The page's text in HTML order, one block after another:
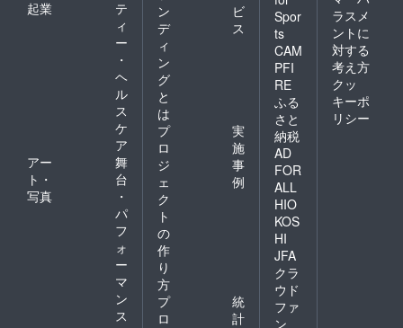
起業
テ
ィ
ー
・
ヘ
ル
ス
ケ
ア
アー
ト・
写真
舞
台
・
パ
フ
ォ
ー
マ
ン
ス
ン
デ
ィ
ン
グ
と
は
ビ
ス
プ
ロ
ジ
ェ
ク
ト
の
作
り
方
実
施
事
例
プ
ロ
統
計
Spor
ts
CAM
PFI
RE
ふる
さと
納税
AD
FOR
ALL
HIO
KOS
HI
JFA
クラ
ウド
ファ
ン
ラスメ
ントに
対する
考え方
クッ
キーポ
リシー